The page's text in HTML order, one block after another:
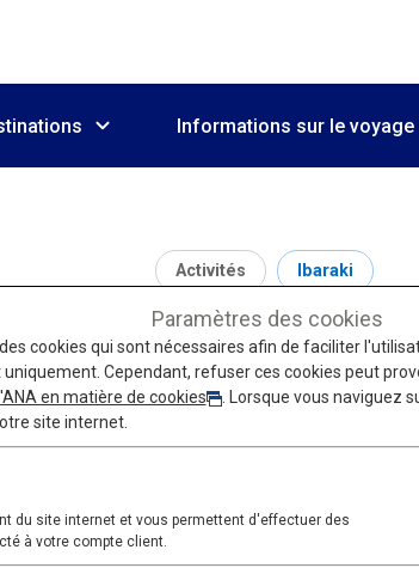
Informations sur le voyage
Activités Ibaraki
Hitachi Seaside
Paramètres des cookies
cookies qui sont nécessaires afin de faciliter
Cependant, refuser ces cookies peut
en matière de cookies
. Lorsque vous naviguez
site internet.
du site internet et vous permettent d'effectuer des
à votre compte client.